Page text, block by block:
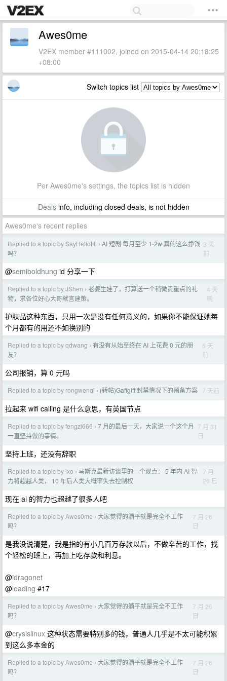
Awes0me
V2EX member #111002, joined on 2015-04-14 20:18:25
+08:00
Switch topics list
Per Awes0me's settings, the topics list is hidden
Dealsinfo, including closed deals, is not hidden
Awes0me's recent replies
Replied to a topic by SayHelloHi › AI 短剧 每月至少 1-2w 真的这么挣钱
吗？
3 天
前
@semiboldhung id 分享一下
Replied to a topic by JShen › 老婆生娃了，打算送一个稍微贵重点的礼
物，求各位好心大哥献言建策。
4 天
前
护肤品这种东西，只用一次是没有任何意义的，如果你不能保证她每
个月都有的用还不如换别的
Replied to a topic by qdwang › 有没有从始至终在 AI 上花费 0 元的朋
友？
6 天
前
公司报销，算 0 元吗
Replied to a topic by rongwenqi › (转帖)Gaffgiff 封禁情况下的预备方案 7 天前
拉起来 wifi calling 是什么意思，有英国节点
Replied to a topic by fengzi666 › 7 月的最后一天，大家说一个这个月
一直坚持做的事情。
7 月 31
日
坚持上班，还没有辞职
Replied to a topic by ixo › 马斯克最新访谈里的一个观点： 5 年内 AI 智
力将超越人类， 10 年后人类大概率失去控制权
7 月
26 日
现在 ai 的智力也超越了很多人吧
Replied to a topic by Awes0me › 大家觉得的躺平就是完全不工作
吗？
7 月 26
日
是我没说清楚，我是指的有小几百万存款以后，不做辛苦的工作，找
个轻松的班上，再加上吃存款和利息。
@idragonet
@loading #17
Replied to a topic by Awes0me › 大家觉得的躺平就是完全不工作
吗？
7 月 26
日
@crysislinux 这种状态需要特别多的钱，普通人几乎是不太可能积累
到这么多本金的
Replied to a topic by Awes0me › 大家觉得的躺平就是完全不工作
吗？
7 月 26
日